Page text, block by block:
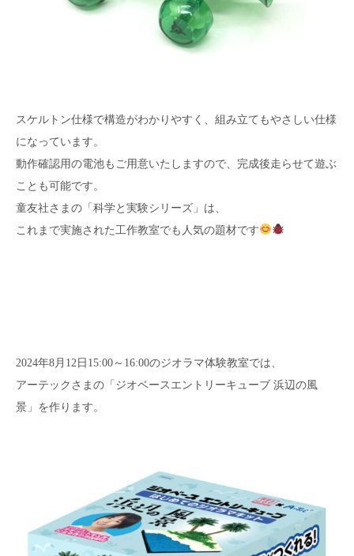
スケルトン仕様で構造がわかりやすく、組み立てもやさしい仕様
になっています。
動作確認用の電池もご用意いたしますので、完成後走らせて遊ぶ
ことも可能です。
童友社さまの「科学と実験シリーズ」は、
これまで実施された工作教室でも人気の題材です
2024年8月12日15:00～16:00の​ジオラマ体験教室では、
アーテックさまの「ジオベースエントリーキューブ 浜辺の風
景」を作ります。